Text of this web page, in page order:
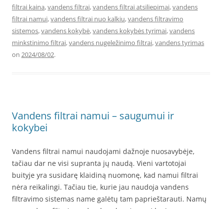
filtrai kaina,vandens filtrai,vandens filtrai atsiliepimai,vandens
filtrai namui,vandens filtrai nuo kalkiu,vandens filtravimo
sistemos,vandens kokybė,vandens kokybės tyrimai,vandens
minkstinimo filtrai,vandens nugeležinimo filtrai,vandens tyrimas
on 2024/08/02.
Vandens filtrai namui – saugumui ir
kokybei
Vandens filtrai namui naudojami dažnoje nuosavybėje,
tačiau dar ne visi supranta jų naudą. Vieni vartotojai
buityje yra susidarę klaidiną nuomonę, kad namui filtrai
nėra reikalingi. Tačiau tie, kurie jau naudoja vandens
filtravimo sistemas name galėtų tam paprieštarauti. Namų